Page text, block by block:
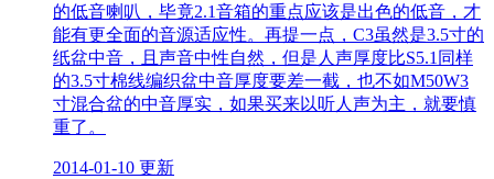
的低音喇叭，毕竟2.1音箱的重点应该是出色的低音，才
能有更全面的音源适应性。再提一点，C3虽然是3.5寸的
纸盆中音，且声音中性自然，但是人声厚度比S5.1同样
的3.5寸棉线编织盆中音厚度要差一截，也不如M50W3
寸混合盆的中音厚实，如果买来以听人声为主，就要慎
重了。
2014-01-10 更新